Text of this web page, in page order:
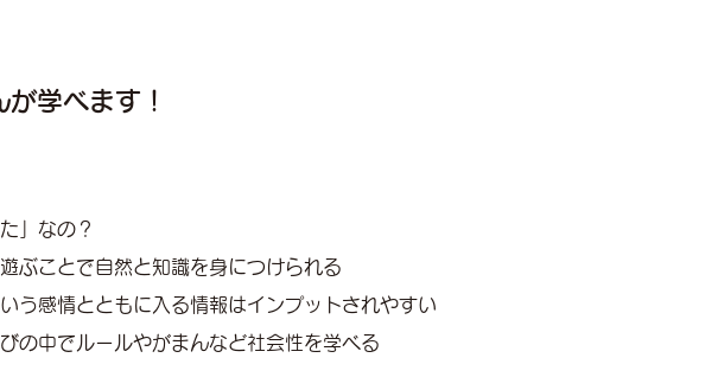
」なの？
遊ぶことで自然と知識を身につけられる
いう感情とともに入る情報はインプットされやすい
びの中でルールやがまんなど社会性を学べる
学べます！